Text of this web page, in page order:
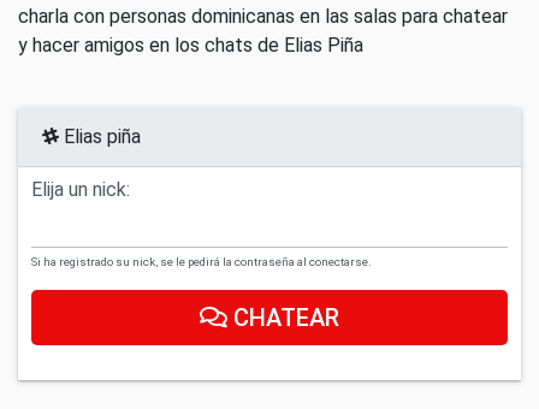
charla con personas dominicanas en las salas para chatear
y hacer amigos en los chats de Elias Piña
Elias piña
Elija un nick:
Si ha registrado su nick, se le pedirá la contraseña al conectarse.
CHATEAR